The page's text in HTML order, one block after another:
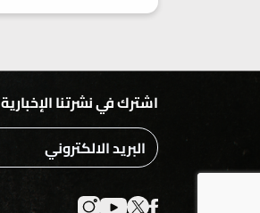
اشترك في نشرتنا الإخبارية